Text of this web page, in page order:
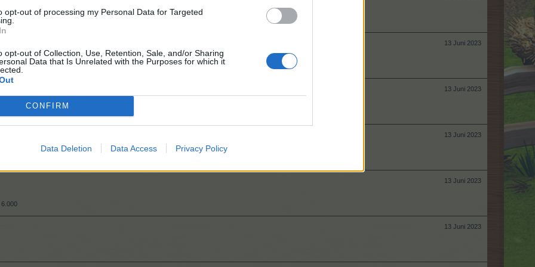
opt-out of processing my Personal Data for Targeted
opt-out of Collection, Use, Retention, Sale, and/or Sharing
Data that Is Unrelated with the Purposes for which it
CONFIRM
Data Deletion Data Access Privacy Policy
13 Juni 2023
13 Juni 2023
13 Juni 2023
13 Juni 2023
6.000
13 Juni 2023